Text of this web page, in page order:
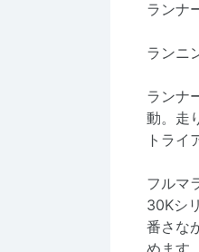
ランナ
ランニ
ランナ
動。走
トライ
フルマ
30Kシ
番さな
めます。